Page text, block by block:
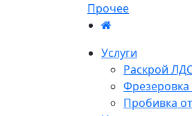
Прочее
Услуги
Раскрой
Фрезеровка
Пробивка